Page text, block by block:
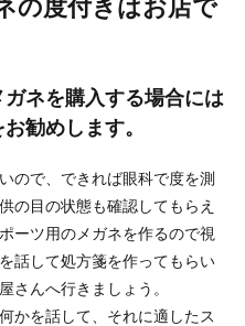
の度付きはお店で
ネを購入する場合には
勧めします。
ので、できれば眼科で度を測
の目の状態も確認してもらえ
ーツ用のメガネを作るので視
話して処方箋を作ってもらい
さんへ行きましょう。
かを話して、それに適したス